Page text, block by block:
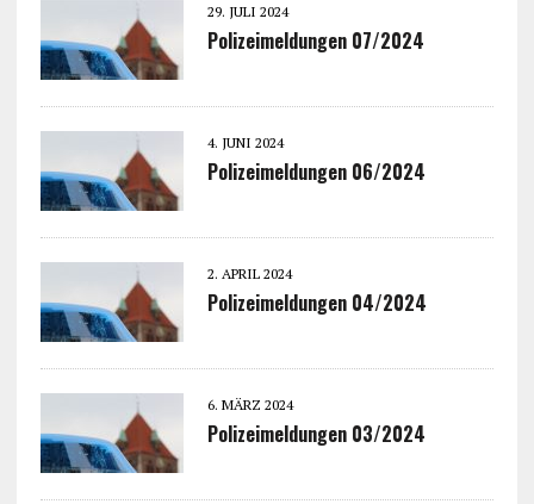
29. JULI 2024
Polizeimeldungen 07/2024
4. JUNI 2024
Polizeimeldungen 06/2024
2. APRIL 2024
Polizeimeldungen 04/2024
6. MÄRZ 2024
Polizeimeldungen 03/2024